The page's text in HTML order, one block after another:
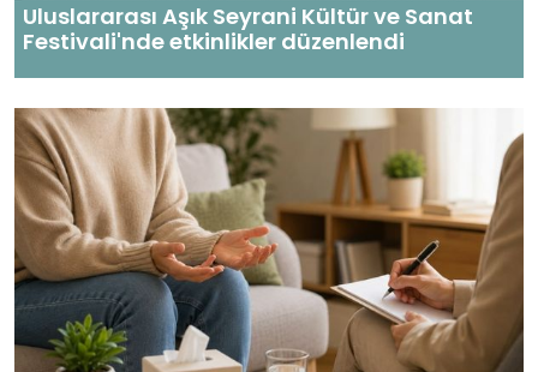
Uluslararası Aşık Seyrani Kültür ve Sanat
Festivali'nde etkinlikler düzenlendi